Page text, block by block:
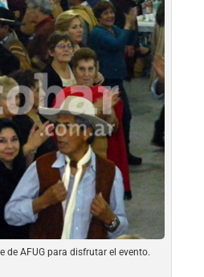
de AFUG para disfrutar el evento.